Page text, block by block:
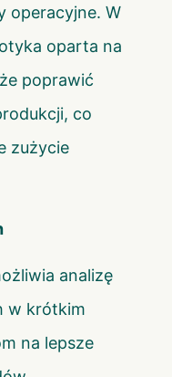
operacyjne. W
oparta na
poprawić
co
zużycie
analizę
w krótkim
na lepsze